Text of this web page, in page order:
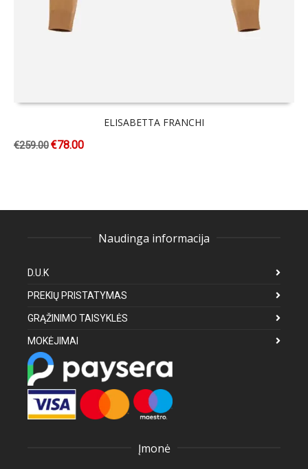
ELISABETTA FRANCHI
€259.00€78.00
Naudinga informacija
D.U.K
PREKIŲ PRISTATYMAS
GRĄŽINIMO TAISYKLĖS
MOKĖJIMAI
Įmonė